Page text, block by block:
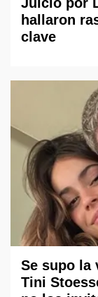
hallaron
clave
Se supo la
Tini